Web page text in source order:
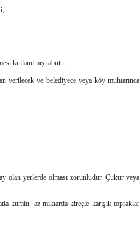
kullanılmış tabutu,
verilecek ve belediyece veya köy muhtarınca
olan yerlerde olması zorunludur. Çukur veya
kumlu, az miktarda kireçle karışık topraklar